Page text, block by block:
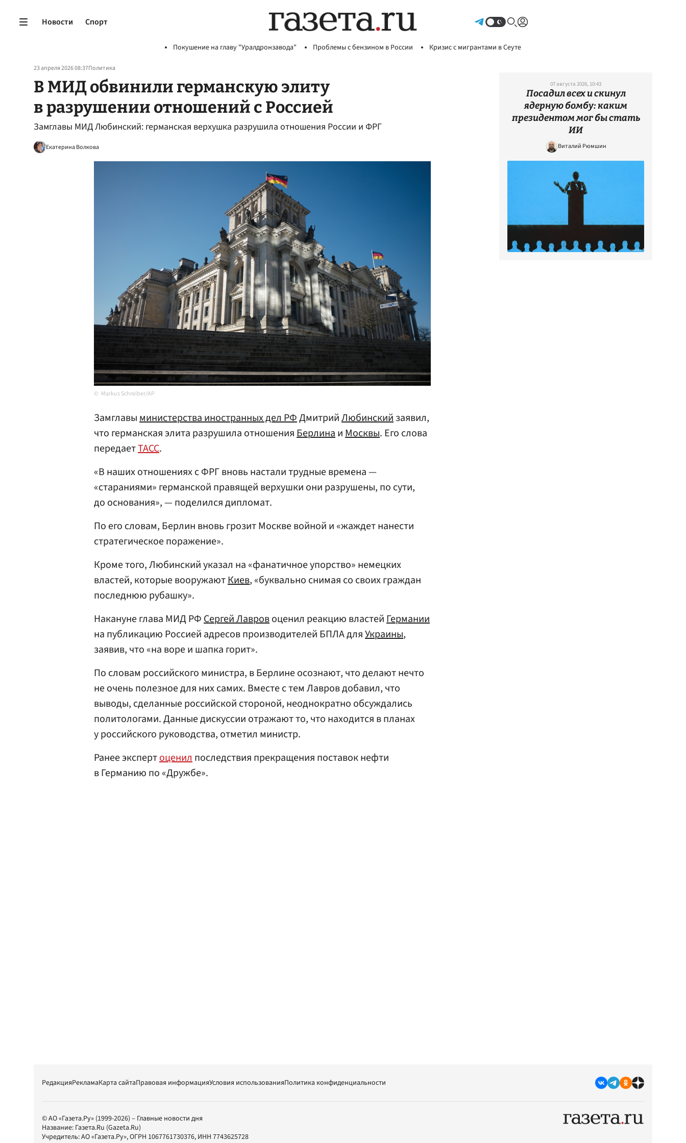
Новости Спорт
Покушение на главу "Уралдронзавода" Проблемы с бензином в России Кризис с мигрантами в Сеуте
23 апреля 2026 08:37Политика
В МИД обвинили германскую элиту
в разрушении отношений с Россией
Замглавы МИД Любинский: германская верхушка разрушила отношения России и ФРГ
Екатерина Волкова
Markus Schreiber/AP
Замглавыминистерства иностранных дел РФДмитрийЛюбинскийзаявил,
что германская элита разрушила отношенияБерлинаиМосквы. Его слова
передаетТАСС.
«В наших отношениях с ФРГ вновь настали трудные времена —
«стараниями» германской правящей верхушки они разрушены, по сути,
до основания», — поделился дипломат.
По его словам, Берлин вновь грозит Москве войной и «жаждет нанести
стратегическое поражение».
Кроме того, Любинский указал на «фанатичное упорство» немецких
властей, которые вооружаютКиев, «буквально снимая со своих граждан
последнюю рубашку».
Накануне глава МИД РФСергей Лавровоценил реакцию властейГермании
на публикацию Россией адресов производителей БПЛА дляУкраины,
заявив, что «на воре и шапка горит».
По словам российского министра, в Берлине осознают, что делают нечто
не очень полезное для них самих. Вместе с тем Лавров добавил, что
выводы, сделанные российской стороной, неоднократно обсуждались
политологами. Данные дискуссии отражают то, что находится в планах
у российского руководства, отметил министр.
Ранее экспертоценилпоследствия прекращения поставок нефти
в Германию по «Дружбе».
07 августа 2026, 10:43
Посадил всех и скинул
ядерную бомбу: каким
президентом мог бы стать
ИИ
Виталий Рюмшин
РедакцияРекламаКарта сайтаПравовая информацияУсловия использованияПолитика конфиденциальности
© АО «Газета.Ру» (1999-2026) – Главные новости дня
Название: Газета.Ru (Gazeta.Ru)
Учредитель:АО «Газета.Ру», ОГРН 1067761730376, ИНН 7743625728